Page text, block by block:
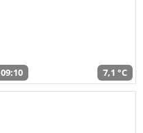
09:10 7,1 °C